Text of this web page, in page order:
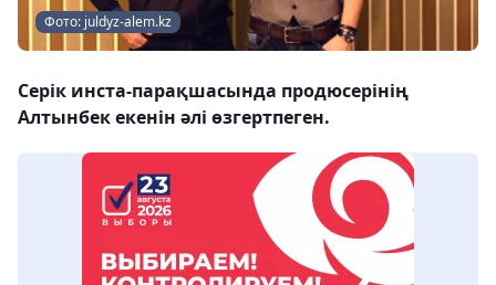
Фото: juldyz-alem.kz
Серік инста-парақшасында продюсерінің
Алтынбек екенін әлі өзгертпеген.